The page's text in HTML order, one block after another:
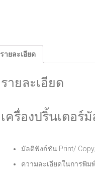
รายละเอียด
รายละเอียด
เครื่องปริ้นเตอร์
มัลติฟังก์ชัน Print/
ความละเอียดในการพิม